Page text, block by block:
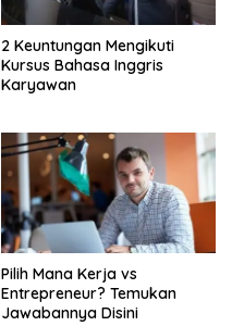
2 Keuntungan Mengikuti
Kursus Bahasa Inggris
Karyawan
Pilih Mana Kerja vs
Entrepreneur? Temukan
Jawabannya Disini